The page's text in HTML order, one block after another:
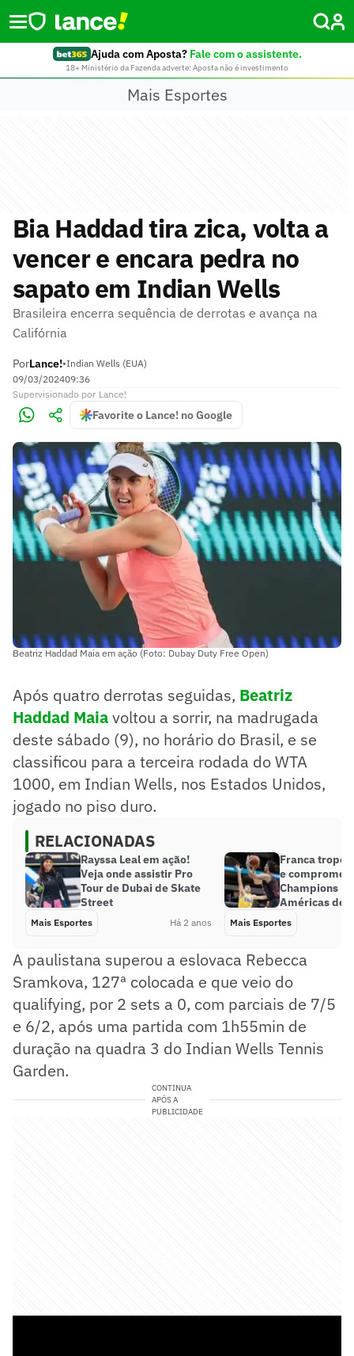
Ajuda com Aposta? Fale com o assistente.
18+ Ministério da Fazenda adverte: Aposta não é investimento
Mais Esportes
Bia Haddad tira zica, volta a
vencer e encara pedra no
sapato em Indian Wells
Brasileira encerra sequência de derrotas e avança na
Califórnia
PorLance!•Indian Wells (EUA)
09/03/202409:36
Supervisionado por Lance!
Favorite o Lance! no Google
Beatriz Haddad Maia em ação (Foto: Dubay Duty Free Open)
Após quatro derrotas seguidas, Beatriz
Haddad Maiavoltou a sorrir, na madrugada
deste sábado (9), no horário do Brasil, e se
classificou para a terceira rodada do WTA
1000, em Indian Wells, nos Estados Unidos,
jogado no piso duro.
RELACIONADAS
Rayssa Leal em ação!
Veja onde assistir Pro
Tour de Dubai de Skate
Street
Mais Esportes Há 2 anos
Franca
e
Champions
Américas de
Mais Esportes
A paulistana superou a eslovaca Rebecca
Sramkova, 127ª colocada e que veio do
qualifying, por 2 sets a 0, com parciais de 7/5
e 6/2, após uma partida com 1h55min de
duração na quadra 3 do Indian Wells Tennis
Garden.
CONTINUA
APÓS A
PUBLICIDADE